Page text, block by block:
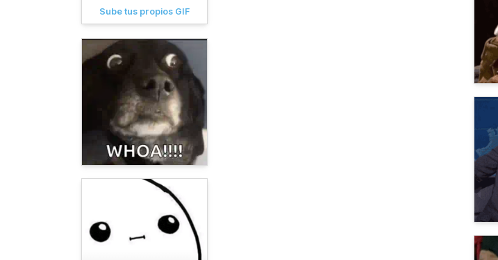
Sube tus propios GIF